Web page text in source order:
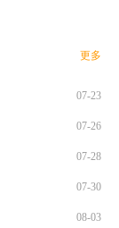
更多
07-23
07-26
07-28
07-30
08-03